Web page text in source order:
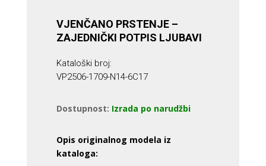
VJENČANO PRSTENJE –
ZAJEDNIČKI POTPIS LJUBAVI
Kataloški broj:
VP2506-1709-N14-6C17
Dostupnost: Izrada po narudžbi
Opis originalnog modela iz
kataloga: